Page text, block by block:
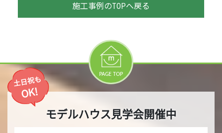
施工事例のTOPへ戻る
PAGE TOP
土日祝も
OK!
モデルハウス見学会開催中